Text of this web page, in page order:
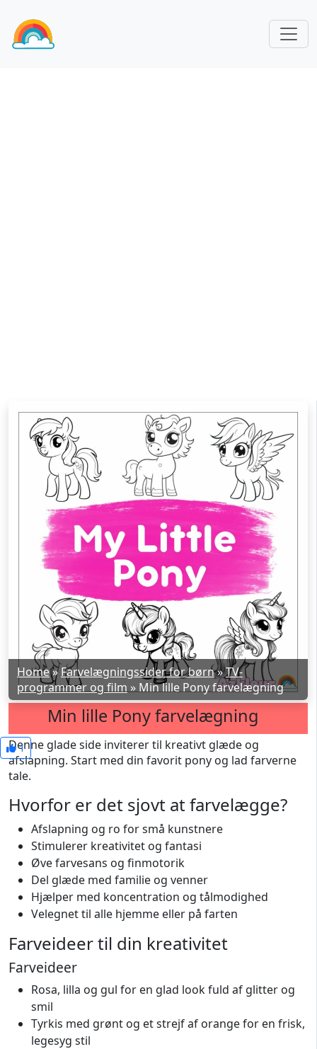
Home»Farvelægningssider for børn»TV-
programmer og film » Min lille Pony farvelægning
Min lille Pony farvelægning
1
Denne glade side inviterer til kreativt glæde og
afslapning. Start med din favorit pony og lad farverne
tale.
Hvorfor er det sjovt at farvelægge?
Afslapning og ro for små kunstnere
Stimulerer kreativitet og fantasi
Øve farvesans og finmotorik
Del glæde med familie og venner
Hjælper med koncentration og tålmodighed
Velegnet til alle hjemme eller på farten
Farveideer til din kreativitet
Farveideer
Rosa, lilla og gul for en glad look fuld af glitter og
smil
Tyrkis med grønt og et strejf af orange for en frisk,
legesyg stil